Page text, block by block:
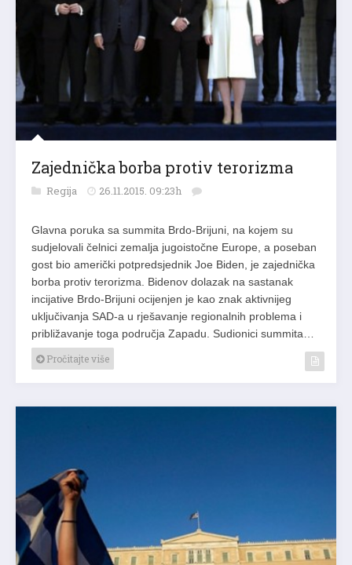
Zajednička borba protiv terorizma
Regija 26.11.2015. 09:23h
Glavna poruka sa summita Brdo-Brijuni, na kojem su
sudjelovali čelnici zemalja jugoistočne Europe, a poseban
gost bio američki potpredsjednik Joe Biden, je zajednička
borba protiv terorizma. Bidenov dolazak na sastanak
incijative Brdo-Brijuni ocijenjen je kao znak aktivnijeg
uključivanja SAD-a u rješavanje regionalnih problema i
približavanje toga područja Zapadu. Sudionici summita…
Pročitajte više